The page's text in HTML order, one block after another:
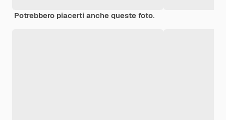
Potrebbero piacerti anche queste foto.